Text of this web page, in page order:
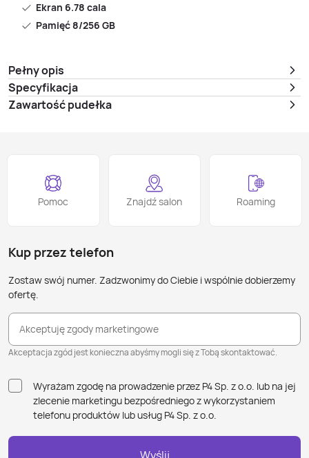
Ekran 6.78 cala
Pamięć 8/256 GB
Pełny opis
Specyfikacja
Zawartość pudełka
Pomoc Znajdź salon Roaming
Kup przez telefon
Zostaw swój numer. Zadzwonimy do Ciebie i wspólnie dobierzemy
ofertę.
Akceptuję zgody marketingowe
Akceptacja zgód jest konieczna abyśmy mogli się z Tobą skontaktować.
Wyrażam zgodę na prowadzenie przez P4 Sp. z o.o. lub na jej
zlecenie marketingu bezpośredniego z wykorzystaniem
telefonu produktów lub usług P4 Sp. z o.o.